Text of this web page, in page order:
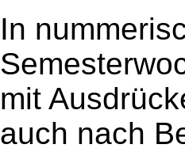
In
mit
auch nach